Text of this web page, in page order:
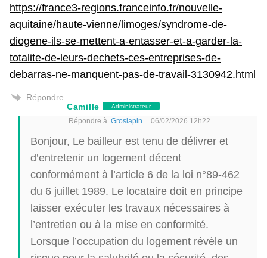
https://france3-regions.franceinfo.fr/nouvelle-
aquitaine/haute-vienne/limoges/syndrome-de-
diogene-ils-se-mettent-a-entasser-et-a-garder-la-
totalite-de-leurs-dechets-ces-entreprises-de-
debarras-ne-manquent-pas-de-travail-3130942.html
Répondre
Camille
Administrateur
Répondre à Groslapin 06/02/2026 12h22
Bonjour, Le bailleur est tenu de délivrer et
d’entretenir un logement décent
conformément à l’article 6 de la loi n°89-462
du 6 juillet 1989. Le locataire doit en principe
laisser exécuter les travaux nécessaires à
l’entretien ou à la mise en conformité.
Lorsque l’occupation du logement révèle un